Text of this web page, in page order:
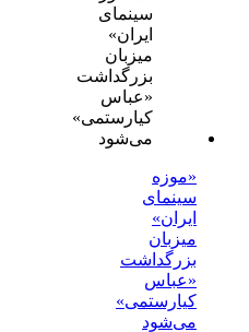
«موزه
سینمای
ایران»
میزبان
بزرگداشت
«عباس
کیارستمی»
می‌شود